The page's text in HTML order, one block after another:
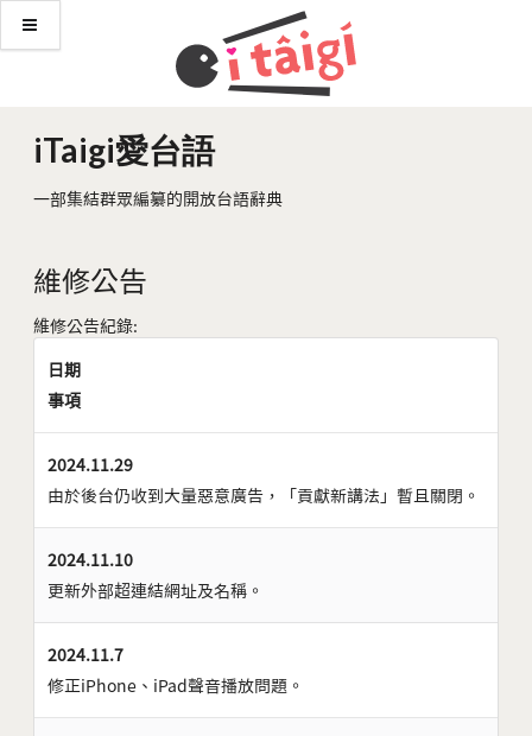
iTaigi愛台語
一部集結群眾編纂的開放台語辭典
維修公告
維修公告紀錄:
日期
事項
2024.11.29
由於後台仍收到大量惡意廣告，「貢獻新講法」暫且關閉。
2024.11.10
更新外部超連結網址及名稱。
2024.11.7
修正iPhone、iPad聲音播放問題。